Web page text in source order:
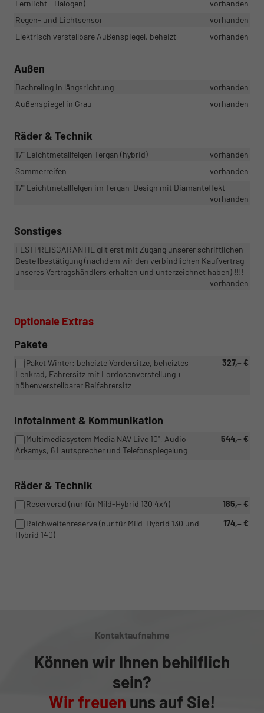
Fernlicht - Halogen)
vorhanden
Regen- und Lichtsensor
vorhanden
Elektrisch verstellbare Außenspiegel, beheizt
vorhanden
Außen
Dachreling in längsrichtung
vorhanden
Außenspiegel in Grau
vorhanden
Räder & Technik
17" Leichtmetallfelgen Tergan (hybrid)
vorhanden
Sommerreifen
vorhanden
17" Leichtmetallfelgen im Tergan-Design mit Diamanteffekt
vorhanden
Sonstiges
FESTPREISGARANTIE gilt erst mit Zugang unserer schriftlichen
Bestellbestätigung (nachdem wir den verbindlichen Kaufvertrag
unseres Vertragshändlers erhalten und unterzeichnet haben) !!!!
vorhanden
Optionale Extras
Pakete
327,– €
Paket Winter: beheizte Vordersitze, beheiztes
Lenkrad, Fahrersitz mit Lordosenverstellung +
höhenverstellbarer Beifahrersitz
Infotainment & Kommunikation
544,– €
Multimediasystem Media NAV Live 10", Audio
Arkamys, 6 Lautsprecher und Telefonspiegelung
Räder & Technik
185,– €
Reserverad (nur für Mild-Hybrid 130 4x4)
174,– €
Reichweitenreserve (nur für Mild-Hybrid 130 und
Hybrid 140)
Kontaktaufnahme
Können wir Ihnen behilflich
sein?
Wir freuen uns auf Sie!